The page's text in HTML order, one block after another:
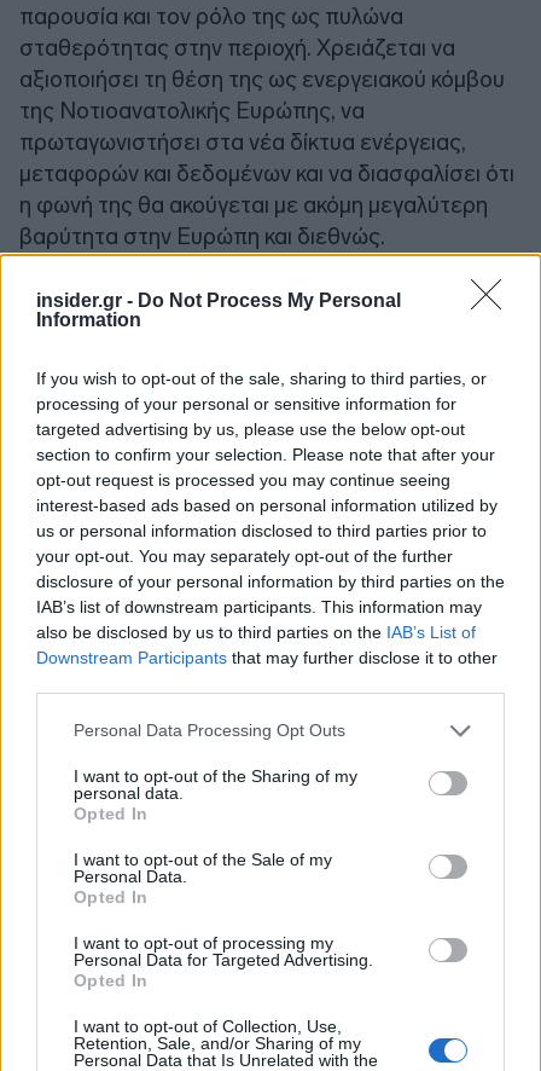
insider.gr - Do Not Process My Personal
Information
If you wish to opt-out of the sale, sharing to third parties, or
processing of your personal or sensitive information for
targeted advertising by us, please use the below opt-out
section to confirm your selection. Please note that after your
opt-out request is processed you may continue seeing
interest-based ads based on personal information utilized by
us or personal information disclosed to third parties prior to
your opt-out. You may separately opt-out of the further
disclosure of your personal information by third parties on the
IAB’s list of downstream participants. This information may
also be disclosed by us to third parties on the IAB’s List of
Downstream Participants that may further disclose it to other
Please note that this website/app uses one or more Google
not limited to your visit or usage behaviour. You may click to
grant or deny consent to Google and its third-party tags to
use your data for below specified purposes in below Google
consent section.
Personal Data Processing Opt Outs
I want to opt-out of the Sharing of my
personal data.
Opted In
I want to opt-out of the Sale of my
Personal Data.
Opted In
I want to opt-out of processing my
Personal Data for Targeted Advertising.
Opted In
I want to opt-out of Collection, Use,
Retention, Sale, and/or Sharing of my
Personal Data that Is Unrelated with the
παρουσία και τον ρόλο της ως πυλώνα
σταθερότητας στην περιοχή. Χρειάζεται να
αξιοποιήσει τη θέση της ως ενεργειακού κόμβου
της Νοτιοανατολικής Ευρώπης, να
πρωταγωνιστήσει στα νέα δίκτυα ενέργειας,
μεταφορών και δεδομένων και να διασφαλίσει ότι
η φωνή της θα ακούγεται με ακόμη μεγαλύτερη
βαρύτητα στην Ευρώπη και διεθνώς.
Το 2030 δεν είναι μια τυχαία χρονολογία. Είναι η
χρονιά που η πατρίδα μας θα συμπληρώνει 200
κράτους. Το ερώτημα είναι αν θα φτάσουμε σε
αυτό το ιστορικό ορόσημο έχοντας κάνει ένα
ακόμη μεγάλο βήμα μπροστά ή αν θα έχουμε χάσει
μια ακόμη ευκαιρία, επιβεβαιώνοντας ότι δεν
βγήκε τυχαία από αυτή εδώ τη χώρα ο μύθος του
Σισύφου.